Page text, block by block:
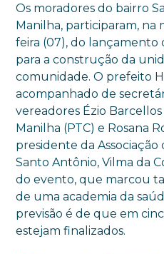
Os moradores do bairro
Manilha, participaram, na
feira (07), do lançamento
para a construção da
comunidade. O prefeito
acompanhado de
vereadores Ézio
Manilha (PTC) e Rosana
presidente da
Santo Antônio, Vilma da
do evento, que marcou
de uma academia da
previsão é de que em
estejam finalizados.